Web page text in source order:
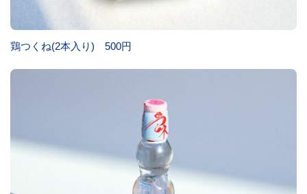
鶏つくね(2本入り) 500円